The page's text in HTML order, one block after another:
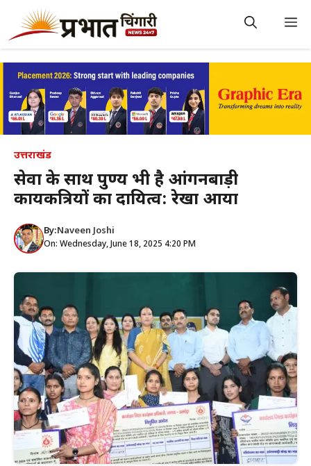
content
उत्तराखंड
सेवा के साथ पुण्य भी है आंगनबाड़ी
कार्यकत्रियों का दायित्व: रेखा आर्या
By:Naveen Joshi
On: Wednesday, June 18, 2025 4:20 PM